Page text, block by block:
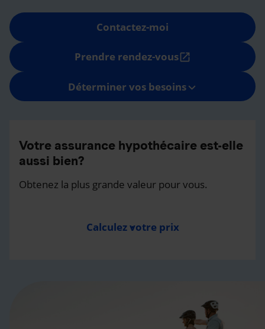
Contactez-moi
Prendre rendez-vousopen_in_new
Déterminer vos besoins
Votre assurance hypothécaire est-elle
aussi bien?
Obtenez la plus grande valeur pour vous.
Calculez votre prix